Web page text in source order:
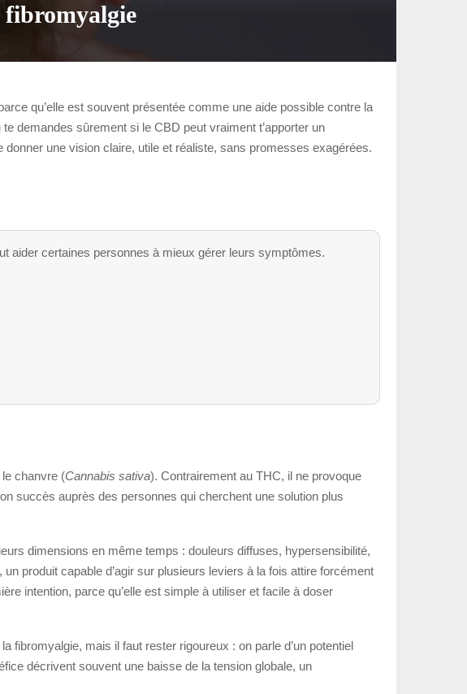
fibromyalgie
qu’elle est souvent présentée comme une aide possible contre la
demandes sûrement si le CBD peut vraiment t’apporter un
une vision claire, utile et réaliste, sans promesses exagérées.
aider certaines personnes à mieux gérer leurs symptômes.
chanvre (Cannabis sativa). Contrairement au THC, il ne provoque
succès auprès des personnes qui cherchent une solution plus
dimensions en même temps : douleurs diffuses, hypersensibilité,
produit capable d’agir sur plusieurs leviers à la fois attire forcément
intention, parce qu’elle est simple à utiliser et facile à doser
mais il faut rester rigoureux : on parle d’un potentiel
décrivent souvent une baisse de la tension globale, un